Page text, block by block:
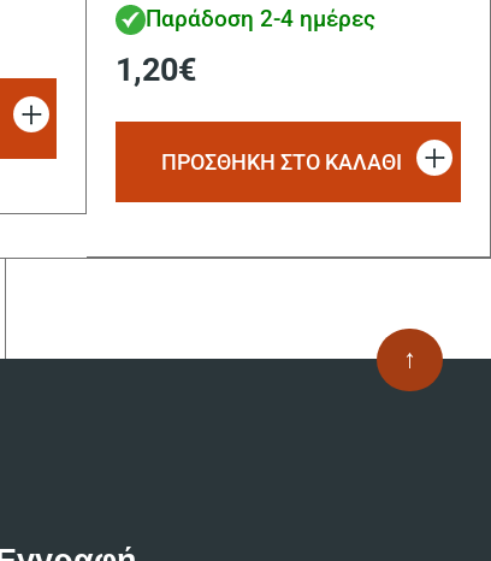
Παράδοση 2-4 ημέρες
1,20€
ΠΡΟΣΘΗΚΗ ΣΤΟ ΚΑΛΑΘΙ
↑